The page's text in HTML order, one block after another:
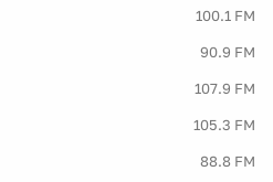
100.1 FM
90.9 FM
107.9 FM
105.3 FM
88.8 FM